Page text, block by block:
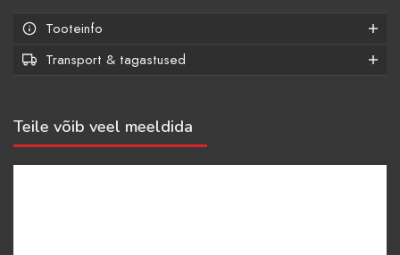
Tooteinfo
Transport & tagastused
Teile võib veel meeldida